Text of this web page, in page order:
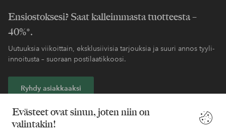
Evästeet ovat sinun, joten niin on
valintakin!
Ensiostoksesi? Saat kalleimmasta tuotteesta –
40%*.
Uutuuksia viikoittain, eksklusiivisia tarjouksia ja suuri annos tyyli-
innoitusta – suoraan postilaatikkoosi.
Ryhdy asiakkaaksi
* Katso tarjouksen ehdot rekisteröitymisen yhteydessä